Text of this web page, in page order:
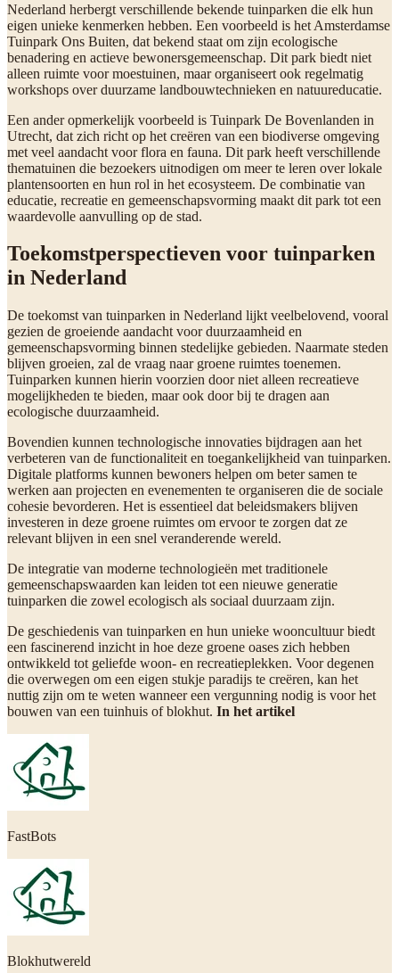
Nederland herbergt verschillende bekende tuinparken die elk hun
eigen unieke kenmerken hebben. Een voorbeeld is het Amsterdamse
Tuinpark Ons Buiten, dat bekend staat om zijn ecologische
benadering en actieve bewonersgemeenschap. Dit park biedt niet
alleen ruimte voor moestuinen, maar organiseert ook regelmatig
workshops over duurzame landbouwtechnieken en natuureducatie.
Een ander opmerkelijk voorbeeld is Tuinpark De Bovenlanden in
Utrecht, dat zich richt op het creëren van een biodiverse omgeving
met veel aandacht voor flora en fauna. Dit park heeft verschillende
thematuinen die bezoekers uitnodigen om meer te leren over lokale
plantensoorten en hun rol in het ecosysteem. De combinatie van
educatie, recreatie en gemeenschapsvorming maakt dit park tot een
waardevolle aanvulling op de stad.
Toekomstperspectieven voor tuinparken
in Nederland
De toekomst van tuinparken in Nederland lijkt veelbelovend, vooral
gezien de groeiende aandacht voor duurzaamheid en
gemeenschapsvorming binnen stedelijke gebieden. Naarmate steden
blijven groeien, zal de vraag naar groene ruimtes toenemen.
Tuinparken kunnen hierin voorzien door niet alleen recreatieve
mogelijkheden te bieden, maar ook door bij te dragen aan
ecologische duurzaamheid.
Bovendien kunnen technologische innovaties bijdragen aan het
verbeteren van de functionaliteit en toegankelijkheid van tuinparken.
Digitale platforms kunnen bewoners helpen om beter samen te
werken aan projecten en evenementen te organiseren die de sociale
cohesie bevorderen. Het is essentieel dat beleidsmakers blijven
investeren in deze groene ruimtes om ervoor te zorgen dat ze
relevant blijven in een snel veranderende wereld.
De integratie van moderne technologieën met traditionele
gemeenschapswaarden kan leiden tot een nieuwe generatie
tuinparken die zowel ecologisch als sociaal duurzaam zijn.
De geschiedenis van tuinparken en hun unieke wooncultuur biedt
een fascinerend inzicht in hoe deze groene oases zich hebben
ontwikkeld tot geliefde woon- en recreatieplekken. Voor degenen
die overwegen om een eigen stukje paradijs te creëren, kan het
nuttig zijn om te weten wanneer een vergunning nodig is voor het
bouwen van een tuinhuis of blokhut. In het artikel
FastBots
Blokhutwereld